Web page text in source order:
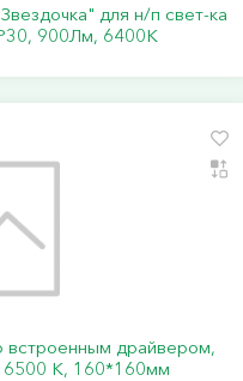
для н/п свет-ка
900Лм, 6400К
встроенным драйвером,
К, 160*160мм